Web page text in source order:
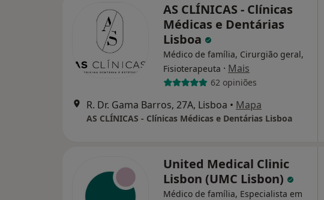
AS CLÍNICAS - Clínicas
Médicas e Dentárias
Lisboa
Médico de família, Cirurgião geral,
Fisioterapeuta · Mais
62 opiniões
R. Dr. Gama Barros, 27A, Lisboa • Mapa
AS CLÍNICAS - Clínicas Médicas e Dentárias Lisboa
United Medical Clinic
Lisbon (UMC Lisbon)
Médico de família, Especialista em